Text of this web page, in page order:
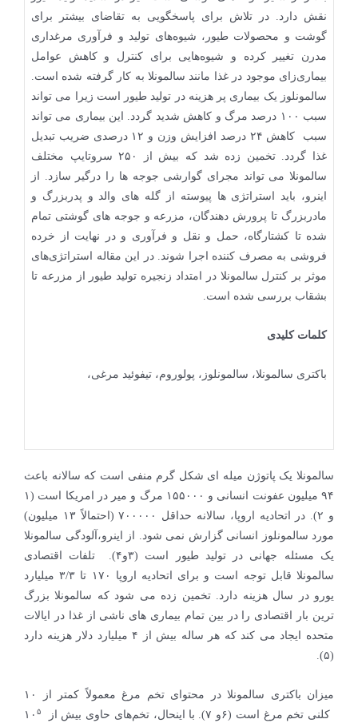
نقش دارد. در تلاش برای پاسخگویی به تقاضای بیشتر برای
گوشت و محصولات طیور، شیوه‌های تولید و فرآوری مرغداری
مدرن تغییر کرده و شیوه‌هایی برای کنترل و کاهش عوامل
بیماری‌زای موجود در غذا مانند سالمونلا به کار گرفته شده است.
سالمونلوز یک بیماری پر هزینه در تولید طیور است زیرا می تواند
سبب ۱۰۰ درصد مرگ و کاهش شدید گردد. این بیماری می تواند
سبب کاهش ۲۴ درصد افزایش وزن و ۱۲ درصدی ضریب تبدیل
غذا گردد. تخمین زده شد که بیش از ۲۵۰ سروتایپ مختلف
سالمونلا می تواند مجرای گوارشی جوجه ها را درگیر سازد. از
اینرو، باید استراتژی ها پیوسته از گله های والد و پدربزرگ و
مادربزرگ تا پرورش دهندگان، مزرعه و جوجه های گوشتی تمام
شده تا کشتارگاه، حمل و نقل و فرآوری و در نهایت از خرده
فروشی به مصرف کننده اجرا شوند. در این مقاله استراتژی‌های
موثر بر کنترل سالمونلا در امتداد زنجیره تولید طیور از مزرعه تا
بشقاب بررسی شده است.
کلمات کلیدی
باکتری سالمونلا، سالمونلوز، پولوروم، تیفوئید مرغی،
سالمونلا یک پاتوژن میله ای شکل گرم منفی است که سالانه باعث
۹۴ میلیون عفونت انسانی و ۱۵۵۰۰۰ مرگ و میر در امریکا است (۱
و ۲). در اتحادیه اروپا، سالانه حداقل ۷۰۰۰۰۰ (احتمالاً ۱۳ میلیون)
مورد سالمونلوز انسانی گزارش نمی شود. از اینرو،آلودگی سالمونلا
یک مسئله جهانی در تولید طیور است (۳و۴). تلفات اقتصادی
سالمونلا قابل توجه است و برای اتحادیه اروپا ۱۷۰ تا ۳/۳ میلیارد
یورو در سال هزینه دارد. تخمین زده می شود که سالمونلا بزرگ
ترین بار اقتصادی را در بین تمام بیماری های ناشی از غذا در ایالات
متحده ایجاد می کند که هر ساله بیش از ۴ میلیارد دلار هزینه دارد
(۵).
میزان باکتری سالمونلا در محتوای تخم مرغ معمولاً کمتر از ۱۰
کلنی تخم مرغ است (۶و ۷). با اینحال، تخم‌های حاوی بیش از ۱۰
۵